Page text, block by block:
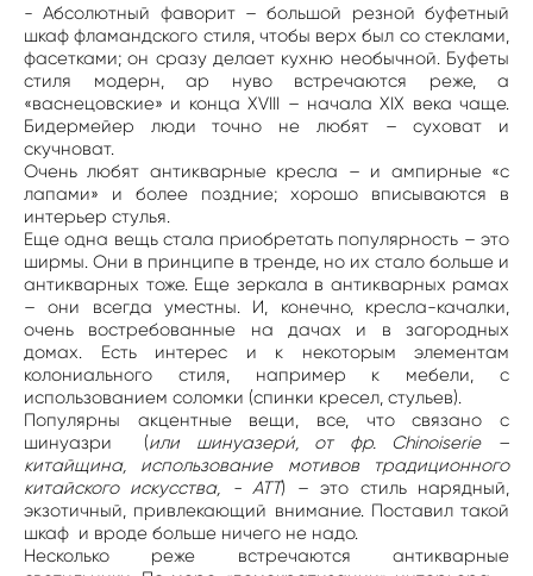
- Абсолютный фаворит – большой резной буфетный
шкаф фламандского стиля, чтобы верх был со стеклами,
фасетками; он сразу делает кухню необычной. Буфеты
стиля модерн, ар нуво встречаются реже, а
«васнецовские» и конца XVIII – начала XIX века чаще.
Бидермейер люди точно не любят – суховат и
скучноват.
Очень любят антикварные кресла – и ампирные «с
лапами» и более поздние; хорошо вписываются в
интерьер стулья.
Еще одна вещь стала приобретать популярность – это
ширмы. Они в принципе в тренде, но их стало больше и
антикварных тоже. Еще зеркала в антикварных рамах
– они всегда уместны. И, конечно, кресла-качалки,
очень востребованные на дачах и в загородных
домах. Есть интерес и к некоторым элементам
колониального стиля, например к мебели, с
использованием соломки (спинки кресел, стульев).
Популярны акцентные вещи, все, что связано с
шинуазри (или шинуазери́, от фр. Chinoiserie –
китайщина, использование мотивов традиционного
китайского искусства, - АТТ) – это стиль нарядный,
экзотичный, привлекающий внимание. Поставил такой
шкаф и вроде больше ничего не надо.
Несколько реже встречаются антикварные